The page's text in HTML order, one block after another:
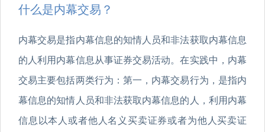
什么是内幕交易？
内幕交易是指内幕信息的知情人员和非法获取内幕信息
的人利用内幕信息从事证券交易活动。在实践中，内幕
交易主要包括两类行为：第一，内幕交易行为，是指内
幕信息的知情人员和非法获取内幕信息的人，利用内幕
信息以本人或者他人名义买卖证券或者为他人买卖证